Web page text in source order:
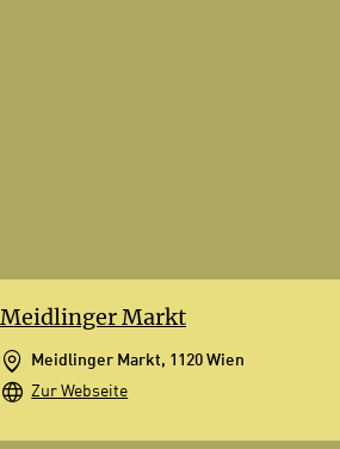
Meidlinger Markt
Meidlinger Markt, 1120 Wien
Zur Webseite